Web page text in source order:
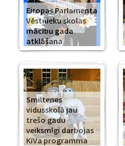
Eiropas Parlamenta
Vēstnieku skolas
mācību gada
atklāšana
Smiltenes
vidusskolā jau
trešo gadu
veiksmīgi darbojas
KiVa programma